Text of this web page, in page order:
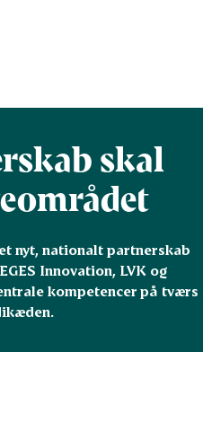
skal
nyt, nationalt partnerskab
Innovation, LVK og
kompetencer på tværs